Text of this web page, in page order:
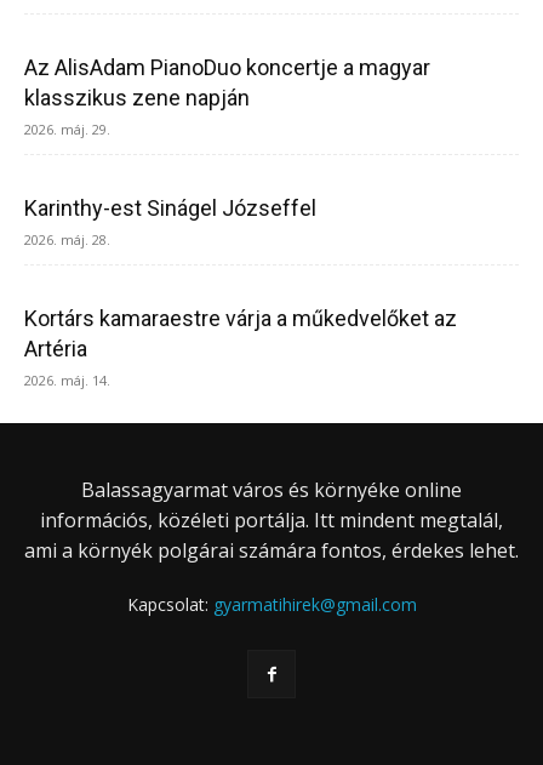
Az AlisAdam PianoDuo koncertje a magyar
klasszikus zene napján
2026. máj. 29.
Karinthy-est Sinágel Józseffel
2026. máj. 28.
Kortárs kamaraestre várja a műkedvelőket az
Artéria
2026. máj. 14.
Balassagyarmat város és környéke online
információs, közéleti portálja. Itt mindent megtalál,
ami a környék polgárai számára fontos, érdekes lehet.
Kapcsolat: gyarmatihirek@gmail.com